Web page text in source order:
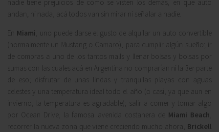
nadie tiene prejuicios de cómo se visten los demás, en que auto
andan, ni nada, acá todos van sin mirar ni señalar a nadie.
En Miami , uno puede darse el gusto de alquilar un auto convertible
(normalmente un Mustang o Camaro), para cumplir algún sueño; ir
de compras a uno de los tantos malls y llenar bolsas y bolsas por
sumas con las cuales acá en Argentina no comprarían ni la 3er parte
de eso; disfrutar de unas lindas y tranquilas playas con aguas
celestes y una temperatura ideal todo el año (o casi, ya que aun en
invierno, la temperatura es agradable); salir a comer y tomar algo
por Ocean Drive, la famosa avenida costanera de Miami Beach
recorrer la nueva zona que viene creciendo mucho ahora, Brickell